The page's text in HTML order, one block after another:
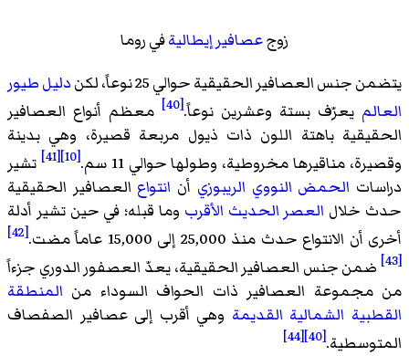
زوجعصافير إيطاليةفي روما
يتضمن جنس العصافير الحقيقية حوالي 25 نوعاً، لكن
دليل طيور
العالم يعرّف بستة وعشرين نوعاً.[40]
معظم أنواع العصافير
الحقيقية باهتة اللون ذات ذيول مربعة قصيرة، وهي بدينة
وقصيرة، مناقيرها مخروطية، وطولها حوالي 11 سم.
[10]
[41]
تشير
دراسات الحمض النووي الريبوزي أن انتواع العصافير الحقيقية
حدث خلال العصر الحديث الأقرب وما قبله؛ في حين تشير أدلة
أخرى أن الانتواع حدث منذ 25,000 إلى 15,000 عاماً مضت.
[42]
[43]
ضمن جنس العصافير الحقيقية، يعدّ العصفور الدوري جزءاً
من مجموعة العصافير ذات الحواف السوداء من المنطقة
القطبية الشمالية القديمة وهي أقرب إلى عصافير الصفصاف
المتوسطية.[40]
[44]